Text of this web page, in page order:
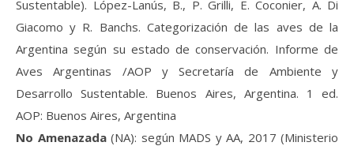
Sustentable). López-Lanús, B., P. Grilli, E. Coconier, A. Di
Giacomo y R. Banchs. Categorización de las aves de la
Argentina según su estado de conservación. Informe de
Aves Argentinas /AOP y Secretaría de Ambiente y
Desarrollo Sustentable. Buenos Aires, Argentina. 1 ed.
AOP: Buenos Aires, Argentina
No Amenazada(NA): según MADS y AA, 2017 (Ministerio